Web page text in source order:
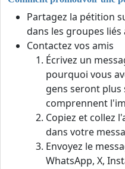
Partagez la pétition
dans les groupes
Contactez vos amis
Écrivez un
pourquoi vous
gens seront plus
comprennent
Copiez et collez
dans votre
Envoyez le
WhatsApp, X,